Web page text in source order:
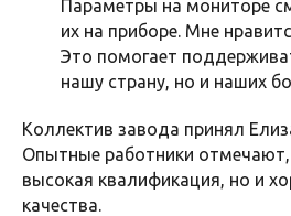
Параметры на мониторе
их на приборе. Мне
Это помогает
нашу страну, но и наших
Коллектив завода принял
Опытные работники отмечают,
высокая квалификация, но и
качества.